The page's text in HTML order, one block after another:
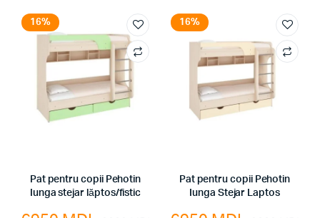
16%
Pat pentru copii Pehotin
Iunga stejar lăptos/fistic
16%
Pat pentru copii Pehotin
Iunga Stejar Laptos